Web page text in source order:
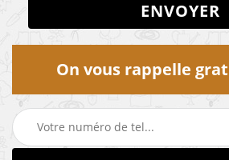
On vous rappelle